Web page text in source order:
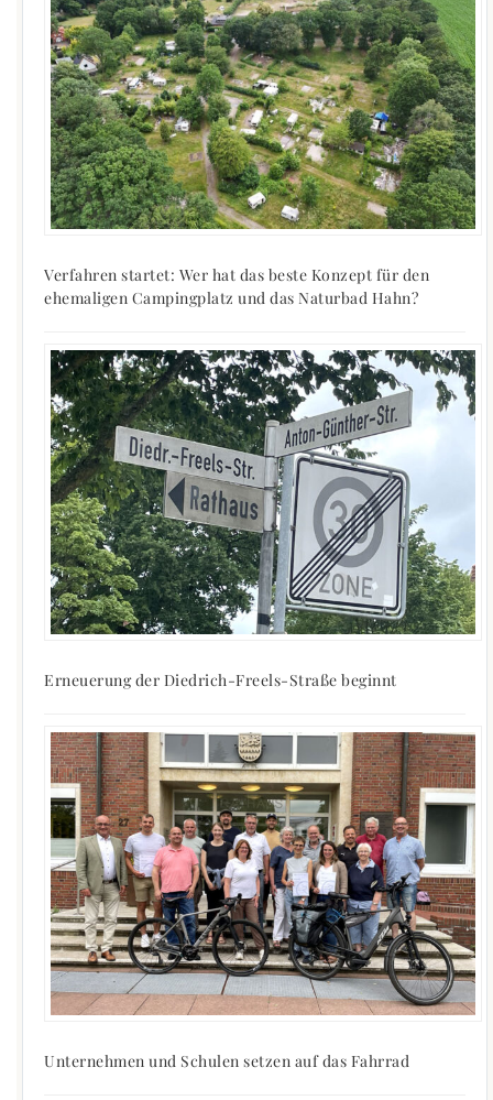
Verfahren startet: Wer hat das beste Konzept für den
ehemaligen Campingplatz und das Naturbad Hahn?
Erneuerung der Diedrich-Freels-Straße beginnt
Unternehmen und Schulen setzen auf das Fahrrad